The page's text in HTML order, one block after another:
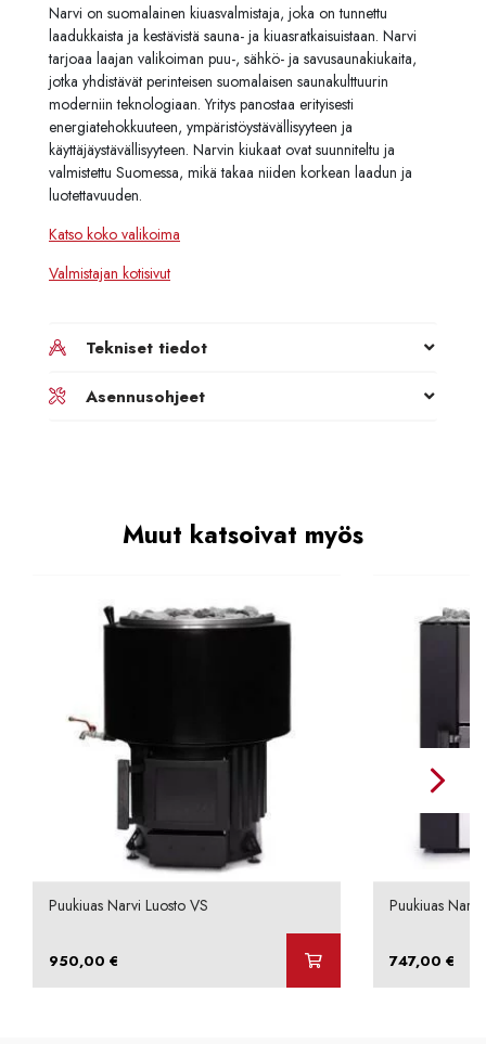
Narvi on suomalainen kiuasvalmistaja, joka on tunnettu
laadukkaista ja kestävistä sauna- ja kiuasratkaisuistaan. Narvi
tarjoaa laajan valikoiman puu-, sähkö- ja savusaunakiukaita,
jotka yhdistävät perinteisen suomalaisen saunakulttuurin
moderniin teknologiaan. Yritys panostaa erityisesti
energiatehokkuuteen, ympäristöystävällisyyteen ja
käyttäjäystävällisyyteen. Narvin kiukaat ovat suunniteltu ja
valmistettu Suomessa, mikä takaa niiden korkean laadun ja
luotettavuuden.
Katso koko valikoima
Valmistajan kotisivut
Tekniset tiedot
Asennusohjeet
Muut katsoivat myös
Puukiuas Narvi Luosto VS
950,00€
Puukiuas
747,00 €